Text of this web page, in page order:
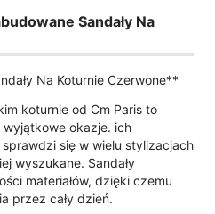
Sandały Na
Na Koturnie Czerwone**
koturnie od Cm Paris to
okazje. ich
się w wielu stylizacjach
wyszukane. Sandały
materiałów, dzięki czemu
przez cały dzień.